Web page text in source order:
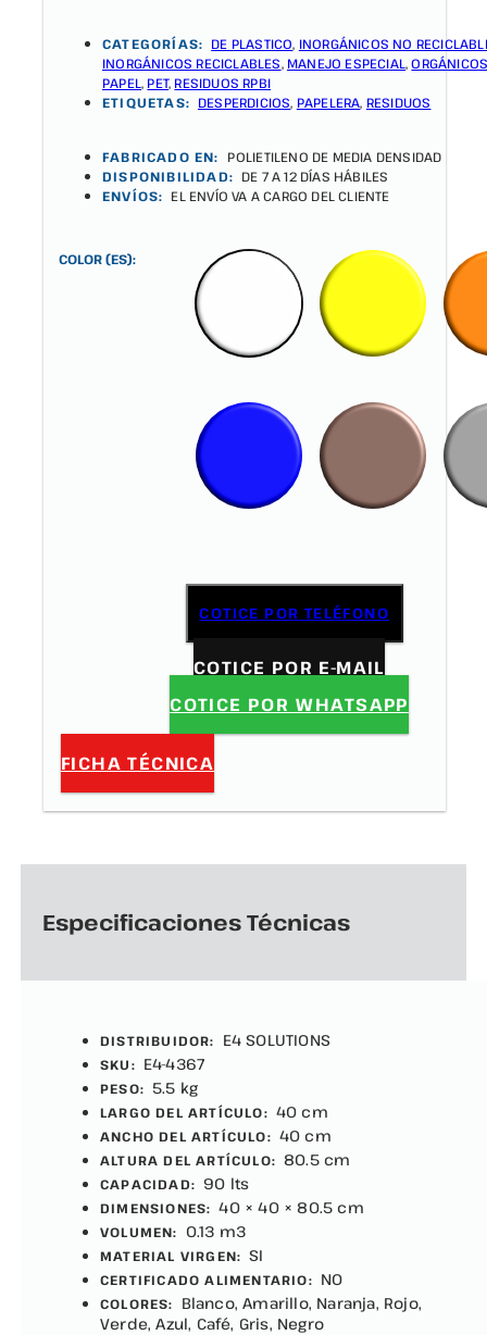
CATEGORÍAS: DE PLASTICO, INORGÁNICOS NO
INORGÁNICOS RECICLABLES, MANEJO ESPECIAL,
PAPEL, PET, RESIDUOS RPBI
ETIQUETAS: DESPERDICIOS, PAPELERA, RESIDUOS
FABRICADO EN:
POLIETILENO DE MEDIA DENSIDAD
DISPONIBILIDAD: DE 7 A 12 DÍAS HÁBILES
ENVÍOS: EL ENVÍO VA A CARGO DEL CLIENTE
COLOR (ES):
COTICE POR TELÉFONO
COTICE POR E-MAIL
COTICE POR WHATSAPP
FICHA TÉCNICA
Especificaciones Técnicas
DISTRIBUIDOR: E4 SOLUTIONS
SKU: E4-4367
PESO: 5.5 kg
LARGO DEL ARTÍCULO: 40 cm
ANCHO DEL ARTÍCULO: 40 cm
ALTURA DEL ARTÍCULO: 80.5 cm
CAPACIDAD: 90 lts
DIMENSIONES: 40 × 40 × 80.5 cm
VOLUMEN: 0.13 m3
MATERIAL VIRGEN: SI
CERTIFICADO ALIMENTARIO: NO
COLORES:
Blanco, Amarillo, Naranja, Rojo,
Verde, Azul, Café, Gris, Negro